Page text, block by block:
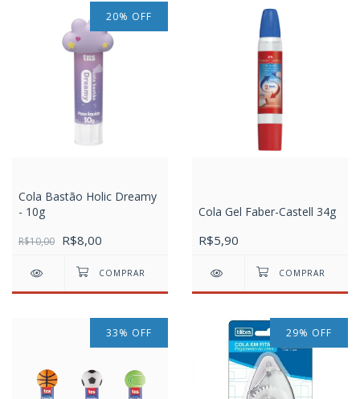
20% OFF
Cola Bastão Holic Dreamy
- 10g
R$10,00 R$8,00
Cola Gel Faber-Castell 34g
R$5,90
33% OFF 29% OFF